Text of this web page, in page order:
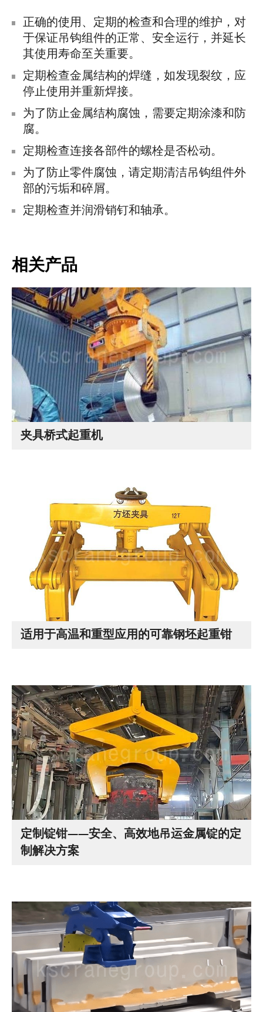
正确的使用、定期的检查和合理的维护，对
于保证吊钩组件的正常、安全运行，并延长
其使用寿命至关重要。
定期检查金属结构的焊缝，如发现裂纹，应
停止使用并重新焊接。
为了防止金属结构腐蚀，需要定期涂漆和防
腐。
定期检查连接各部件的螺栓是否松动。
为了防止零件腐蚀，请定期清洁吊钩组件外
部的污垢和碎屑。
定期检查并润滑销钉和轴承。
相关产品
夹具桥式起重机
适用于高温和重型应用的可靠钢坯起重钳
定制锭钳——安全、高效地吊运金属锭的定
制解决方案